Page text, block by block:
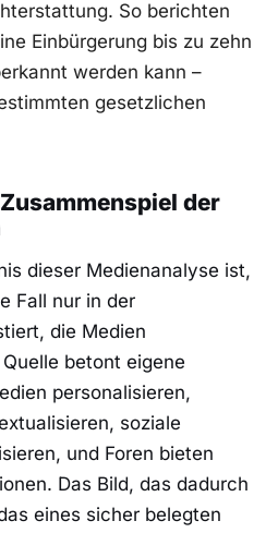
So berichten
Einbürgerung bis zu zehn
werden kann –
gesetzlichen
der
dieser Medienanalyse ist,
Fall nur in der
die Medien
betont eigene
personalisieren,
soziale
und Foren bieten
Das Bild, das dadurch
eines sicher belegten